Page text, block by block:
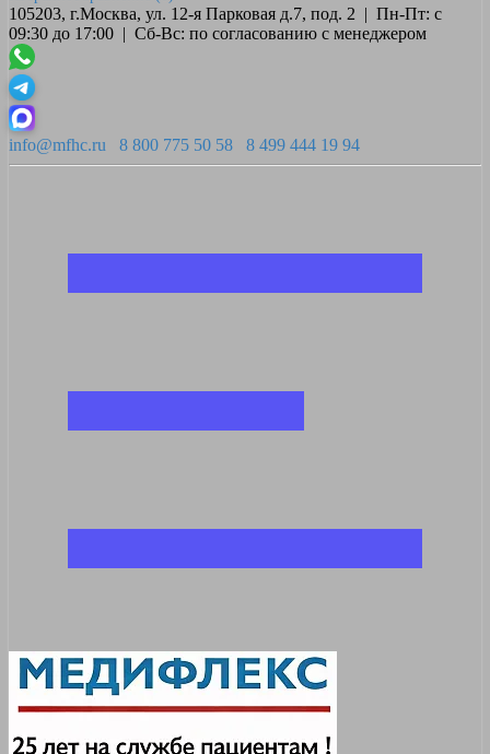
105203, г.Москва, ул. 12-я Парковая д.7, под. 2 | Пн-Пт: с
09:30 до 17:00 | Сб-Вс: по согласованию с менеджером
info@mfhc.ru 8 800 775 50 58 8 499 444 19 94